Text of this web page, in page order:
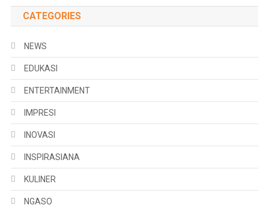
CATEGORIES
NEWS
EDUKASI
ENTERTAINMENT
IMPRESI
INOVASI
INSPIRASIANA
KULINER
NGASO